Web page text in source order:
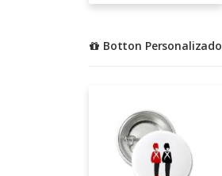
Botton Personalizado